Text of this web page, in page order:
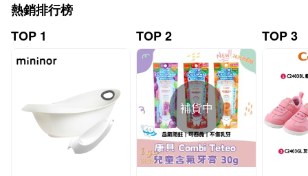
熱銷排行榜
TOP 1
TOP 2
補貨中
TOP 3